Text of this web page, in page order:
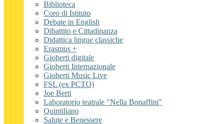
Biblioteca
Coro di Istituto
Debate in English
Dibattito e Cittadinanza
Didattica lingue classiche
Erasmus +
Gioberti digitale
Gioberti Internazionale
Gioberti Music Live
FSL (ex PCTO)
Joe Berti
Laboratorio teatrale "Nella Bonaffini"
Quintiliano
Salute e Benessere